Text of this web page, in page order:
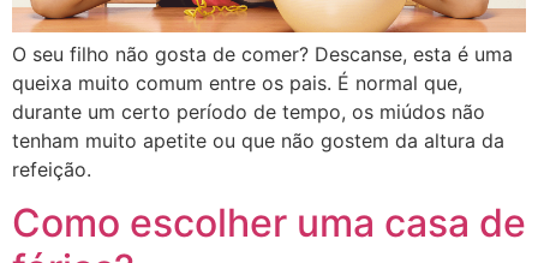
O seu filho não gosta de comer? Descanse, esta é uma
queixa muito comum entre os pais. É normal que,
durante um certo período de tempo, os miúdos não
tenham muito apetite ou que não gostem da altura da
refeição.
Como escolher uma casa de